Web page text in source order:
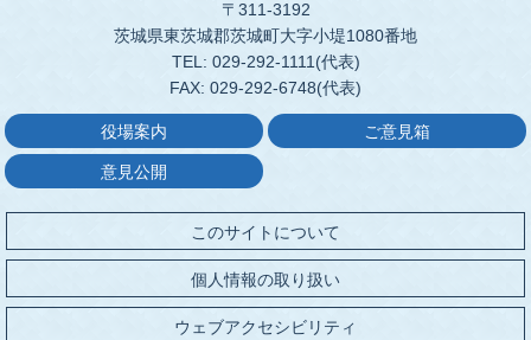
〒311-3192
茨城県東茨城郡茨城町大字小堤1080番地
TEL: 029-292-1111(代表)
FAX: 029-292-6748(代表)
役場案内 ご意見箱
意見公開
このサイトについて
個人情報の取り扱い
ウェブアクセシビリティ